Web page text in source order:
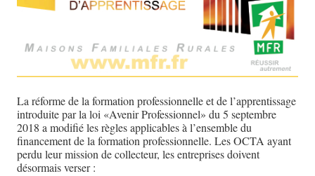
La réforme de la formation professionnelle et de l’apprentissage
introduite par la loi «Avenir Professionnel» du 5 septembre
2018 a modifié les règles applicables à l’ensemble du
financement de la formation professionnelle. Les OCTA ayant
perdu leur mission de collecteur, les entreprises doivent
désormais verser :